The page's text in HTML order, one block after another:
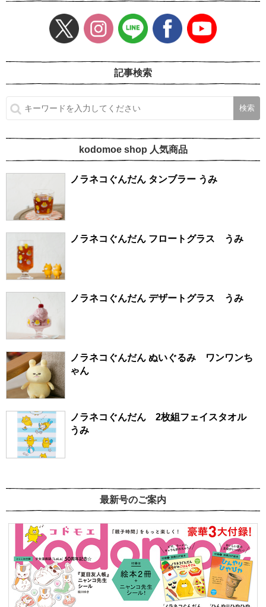
記事検索
kodomoe shop 人気商品
ノラネコぐんだん タンブラー うみ
ノラネコぐんだん フロートグラス うみ
ノラネコぐんだん デザートグラス うみ
ノラネコぐんだん ぬいぐるみ ワンワンち
ゃん
ノラネコぐんだん 2枚組フェイスタオル
うみ
最新号のご案内